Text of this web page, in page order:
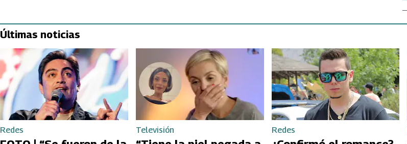
Últimas noticias
Redes Televisión Redes